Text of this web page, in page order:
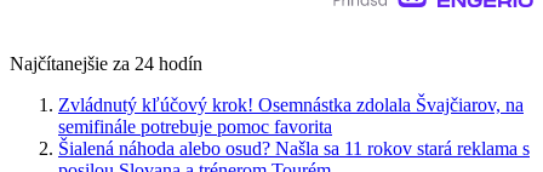
Najčítanejšie za 24 hodín
Zvládnutý kľúčový krok! Osemnástka zdolala Švajčiarov, na
semifinále potrebuje pomoc favorita
Šialená náhoda alebo osud? Našla sa 11 rokov stará reklama s